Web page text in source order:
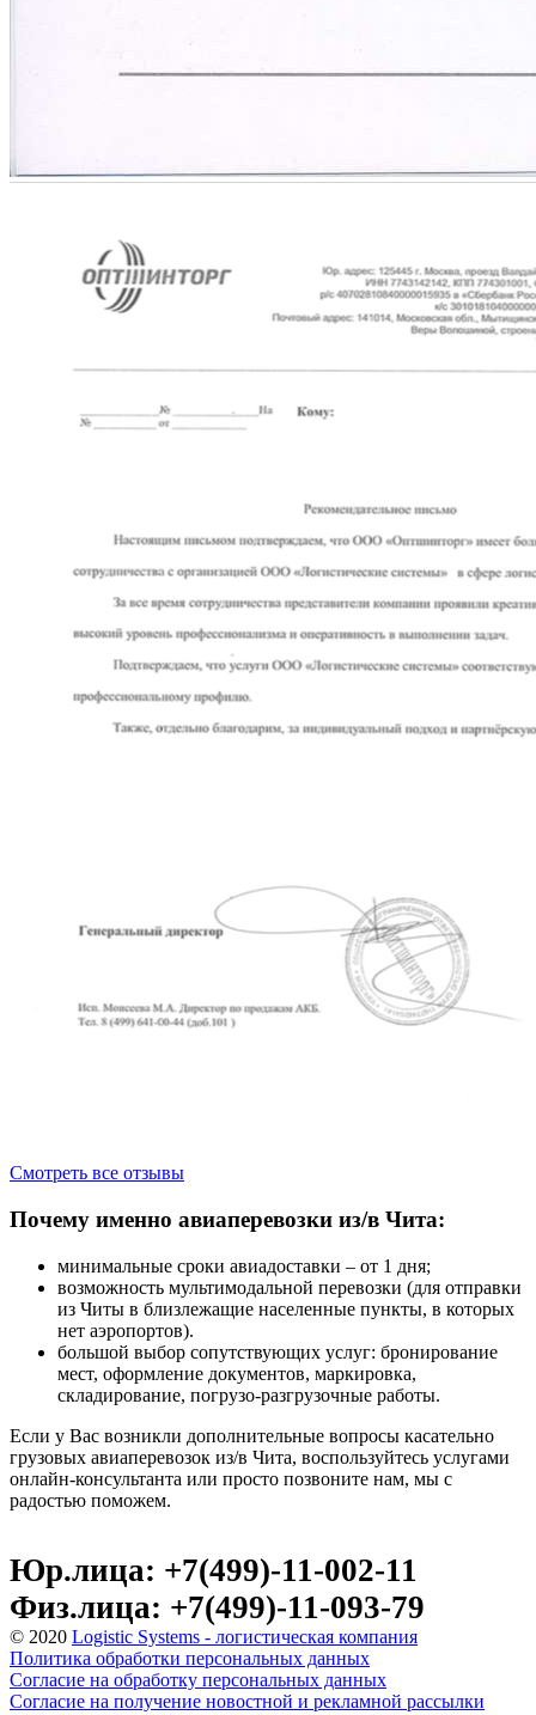
Смотреть все отзывы
Почему именно авиаперевозки из/в Чита:
минимальные сроки авиадоставки – от 1 дня;
возможность мультимодальной перевозки (для отправки
из Читы в близлежащие населенные пункты, в которых
нет аэропортов).
большой выбор сопутствующих услуг: бронирование
мест, оформление документов, маркировка,
складирование, погрузо-разгрузочные работы.
Если у Вас возникли дополнительные вопросы касательно
грузовых авиаперевозок из/в Чита, воспользуйтесь услугами
онлайн-консультанта или просто позвоните нам, мы с
радостью поможем.
Юр.лица: +7(499)-11-002-11
Физ.лица: +7(499)-11-093-79
© 2020 Logistic Systems - логистическая компания
Политика обработки персональных данных
Согласие на обработку персональных данных
Согласие на получение новостной и рекламной рассылки